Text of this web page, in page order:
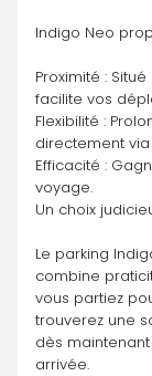
Indigo Neo
Proximité :
facilite vos
Flexibilité :
directement via
Efficacité :
voyage.
Un choix
Le parking
combine
vous partiez
trouverez une
dès
arrivée.